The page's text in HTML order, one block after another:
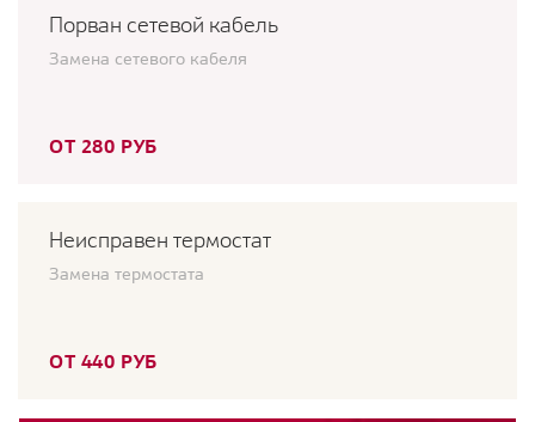
Порван сетевой кабель
Замена сетевого кабеля
ОТ 280 РУБ
Неисправен термостат
Замена термостата
ОТ 440 РУБ